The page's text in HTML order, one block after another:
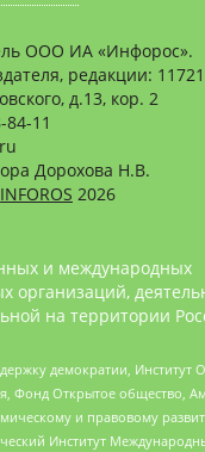
ООО ИА «Инфорос».
редакции:
д.13, кор. 2
11
Дорохова Н.В.
INFOROS 2026
и международных
организаций,
на территории
демократии, Институт
Фонд Открытое общество,
и правовому
Институт